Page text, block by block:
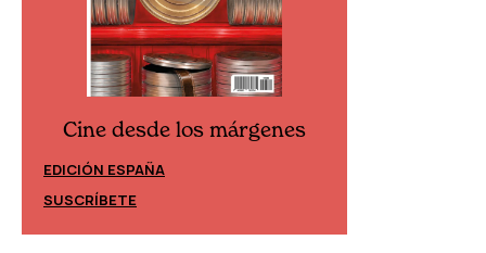
Cine desde los márgenes
EDICIÓN MÉXICO
SUSCRÍBETE